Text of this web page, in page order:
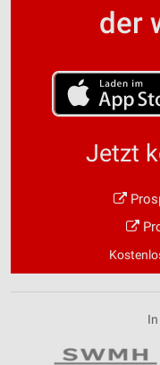
der
Jetzt